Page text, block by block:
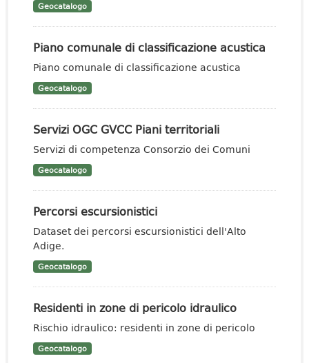
Geocatalogo
Piano comunale di classificazione acustica
Piano comunale di classificazione acustica
Geocatalogo
Servizi OGC GVCC Piani territoriali
Servizi di competenza Consorzio dei Comuni
Geocatalogo
Percorsi escursionistici
Dataset dei percorsi escursionistici dell'Alto
Adige.
Geocatalogo
Residenti in zone di pericolo idraulico
Rischio idraulico: residenti in zone di pericolo
Geocatalogo